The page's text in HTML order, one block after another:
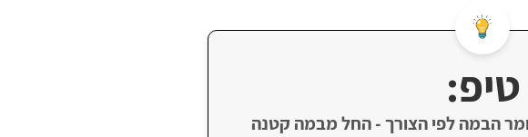
טיפ:
הבמה לפי הצורך - החל מבמה קטנה